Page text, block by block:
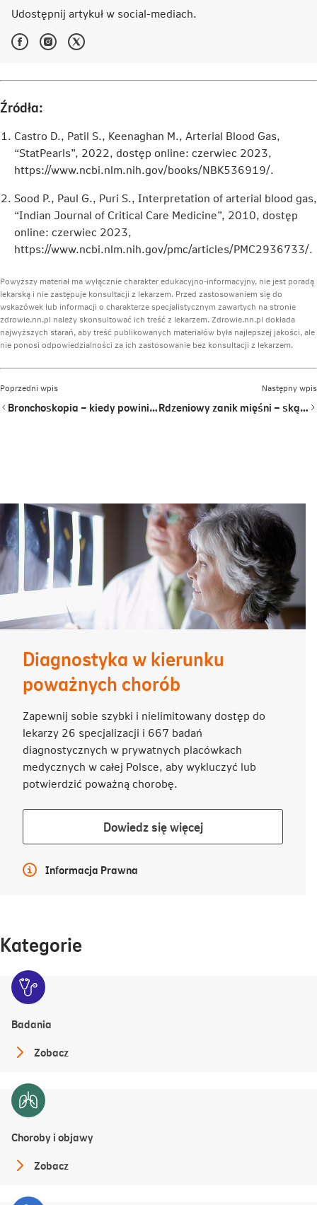
Udostępnij artykuł w social-mediach.
Facebook
-
się
nowej
karcie
Instagram
-
się
Twitter
-
się
Źródła:
Castro D., Patil S., Keenaghan M., Arterial Blood Gas,
“StatPearls”, 2022, dostęp online: czerwiec 2023,
https://www.ncbi.nlm.nih.gov/books/NBK536919/.
Sood P., Paul G., Puri S., Interpretation of arterial blood gas,
“Indian Journal of Critical Care Medicine”, 2010, dostęp
online: czerwiec 2023,
https://www.ncbi.nlm.nih.gov/pmc/articles/PMC2936733/.
Powyższy materiał ma wyłącznie charakter edukacyjno-informacyjny, nie jest poradą
lekarską i nie zastępuje konsultacji z lekarzem. Przed zastosowaniem się do
wskazówek lub informacji o charakterze specjalistycznym zawartych na stronie
zdrowie.nn.pl należy skonsultować ich treść z lekarzem. Zdrowie.nn.pl dokłada
najwyższych starań, aby treść publikowanych materiałów była najlepszej jakości, ale
nie ponosi odpowiedzialności za ich zastosowanie bez konsultacji z lekarzem.
Poprzedni wpis
Bronchoskopia – kiedy powinieneś ją wykonać? Jak przebiega badanie?
Następny wpis
Rdzeniowy zanik mięśni – skąd się bierze? Jak leczyć tę chorobę?
Diagnostyka w kierunku
poważnych chorób
Zapewnij sobie szybki i nielimitowany dostęp do
lekarzy 26 specjalizacji i 667 badań
diagnostycznych w prywatnych placówkach
medycznych w całej Polsce, aby wykluczyć lub
potwierdzić poważną chorobę.
Dowiedz się więcejDowiedz
się
Więcej informacji
Informacja Prawna
Kategorie
Badania
Zobacz
Choroby i objawy
Zobacz